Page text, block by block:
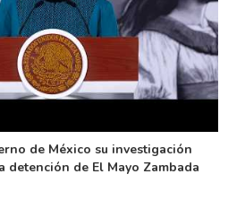
de México su investigación
detención de El Mayo Zambada